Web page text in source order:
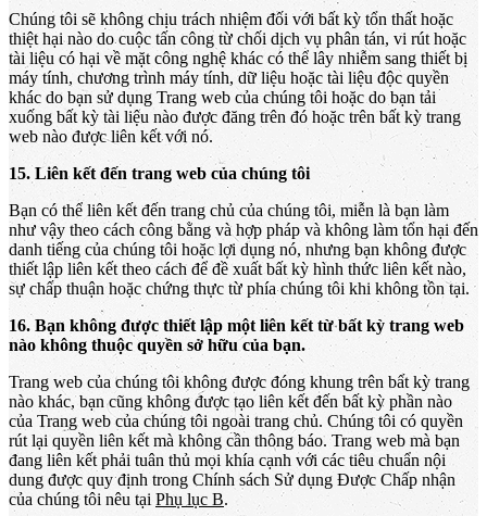
Chúng tôi sẽ không chịu trách nhiệm đối với bất kỳ tổn thất hoặc
thiệt hại nào do cuộc tấn công từ chối dịch vụ phân tán, vi rút hoặc
tài liệu có hại về mặt công nghệ khác có thể lây nhiễm sang thiết bị
máy tính, chương trình máy tính, dữ liệu hoặc tài liệu độc quyền
khác do bạn sử dụng Trang web của chúng tôi hoặc do bạn tải
xuống bất kỳ tài liệu nào được đăng trên đó hoặc trên bất kỳ trang
web nào được liên kết với nó.
15. Liên kết đến trang web của chúng tôi
Bạn có thể liên kết đến trang chủ của chúng tôi, miễn là bạn làm
như vậy theo cách công bằng và hợp pháp và không làm tổn hại đến
danh tiếng của chúng tôi hoặc lợi dụng nó, nhưng bạn không được
thiết lập liên kết theo cách để đề xuất bất kỳ hình thức liên kết nào,
sự chấp thuận hoặc chứng thực từ phía chúng tôi khi không tồn tại.
16. Bạn không được thiết lập một liên kết từ bất kỳ trang web
nào không thuộc quyền sở hữu của bạn.
Trang web của chúng tôi không được đóng khung trên bất kỳ trang
nào khác, bạn cũng không được tạo liên kết đến bất kỳ phần nào
của Trang web của chúng tôi ngoài trang chủ. Chúng tôi có quyền
rút lại quyền liên kết mà không cần thông báo. Trang web mà bạn
đang liên kết phải tuân thủ mọi khía cạnh với các tiêu chuẩn nội
dung được quy định trong Chính sách Sử dụng Được Chấp nhận
của chúng tôi nêu tại Phụ lục B.